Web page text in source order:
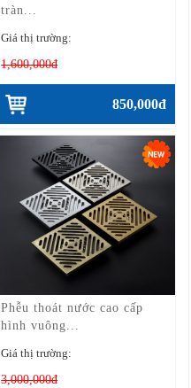
tràn...
Giá thị trường:
1,600,000đ
850,000đ
Phễu thoát nước cao cấp
hình vuông...
Giá thị trường:
3,000,000đ